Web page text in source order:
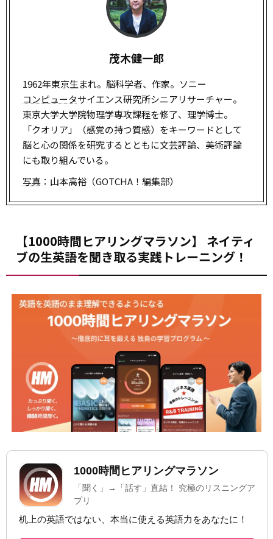
茂木健一郎
1962年東京生まれ。脳科学者、作家。ソニー
コンピュータサイエンス研究所シニアリサーチャー。
東京大学大学院物理学専攻課程を修了、理学博士。
「クオリア」（感覚の持つ質感）をキーワードとして
脳と心の関係を研究するとともに文芸評論、美術評論
にも取り組んでいる。
写真 ：山本高裕（GOTCHA！編集部）
【1000時間ヒアリングマラソン】 ネイティ
ブの生英語を聞き取る実践トレーニング！